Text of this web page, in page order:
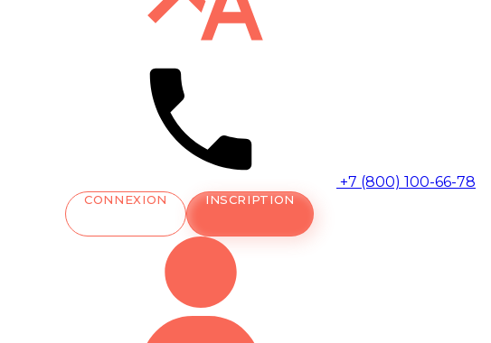
+7 (800) 100-66-78
CONNEXION INSCRIPTION